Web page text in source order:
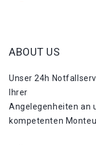
ABOUT US
Unser 24h
Ihrer
Angelegenheiten an
kompetenten